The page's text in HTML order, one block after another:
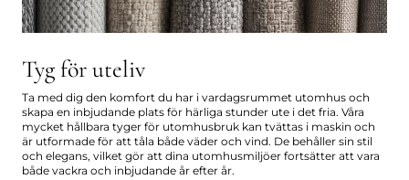
Tyg för uteliv
Ta med dig den komfort du har i vardagsrummet utomhus och
skapa en inbjudande plats för härliga stunder ute i det fria. Våra
mycket hållbara tyger för utomhusbruk kan tvättas i maskin och
är utformade för att tåla både väder och vind. De behåller sin stil
och elegans, vilket gör att dina utomhusmiljöer fortsätter att vara
både vackra och inbjudande år efter år.